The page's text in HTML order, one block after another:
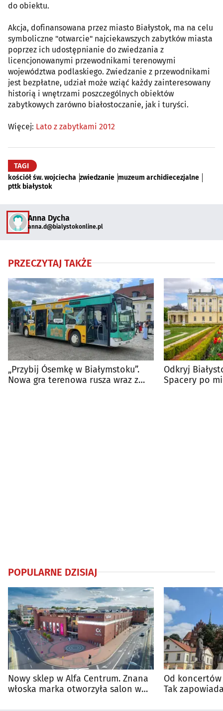
do obiektu.
Akcja, dofinansowana przez miasto Białystok, ma na celu
symboliczne "otwarcie" najciekawszych zabytków miasta
poprzez ich udostępnianie do zwiedzania z
licencjonowanymi przewodnikami terenowymi
województwa podlaskiego. Zwiedzanie z przewodnikami
jest bezpłatne, udział może wziąć każdy zainteresowany
historią i wnętrzami poszczególnych obiektów
zabytkowych zarówno białostoczanie, jak i turyści.
Więcej: Lato z zabytkami 2012
TAGI
kościół św. wojciecha zwiedzanie muzeum archidiecezjalne
pttk białystok
Anna Dycha
anna.d@bialystokonline.pl
PRZECZYTAJ TAKŻE
„Przybij Ósemkę w Białymstoku”.
Nowa gra terenowa rusza wraz z
Odkryj
Spacery po
POPULARNE DZISIAJ
Nowy sklep w Alfa Centrum. Znana
włoska marka otworzyła salon w
Od
Tak